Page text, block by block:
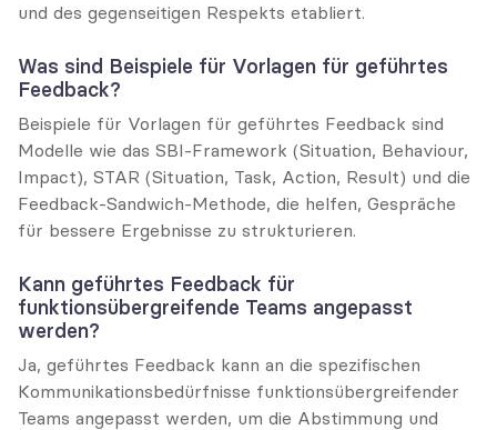
und des gegenseitigen Respekts etabliert.
Was sind Beispiele für Vorlagen für geführtes
Feedback?
Beispiele für Vorlagen für geführtes Feedback sind
Modelle wie das SBI-Framework (Situation, Behaviour,
Impact), STAR (Situation, Task, Action, Result) und die
Feedback-Sandwich-Methode, die helfen, Gespräche
für bessere Ergebnisse zu strukturieren.
Kann geführtes Feedback für
funktionsübergreifende Teams angepasst
werden?
Ja, geführtes Feedback kann an die spezifischen
Kommunikationsbedürfnisse funktionsübergreifender
Teams angepasst werden, um die Abstimmung und